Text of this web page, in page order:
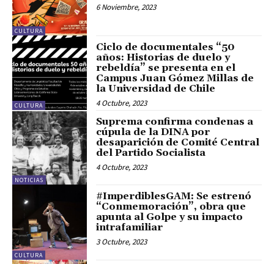
CULTURA
6 Noviembre, 2023
CULTURA
Ciclo de documentales “50
años: Historias de duelo y
rebeldía” se presenta en el
Campus Juan Gómez Millas de
la Universidad de Chile
4 Octubre, 2023
NOTICIAS
Suprema confirma condenas a
cúpula de la DINA por
desaparición de Comité Central
del Partido Socialista
4 Octubre, 2023
CULTURA
#ImperdiblesGAM: Se estrenó
“Conmemoración”, obra que
apunta al Golpe y su impacto
intrafamiliar
3 Octubre, 2023